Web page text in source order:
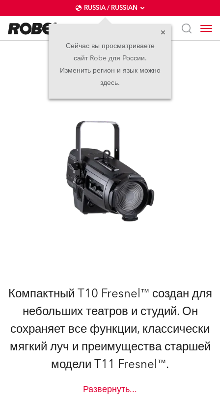
RUSSIA / RUSSIAN
Сейчас вы просматриваете
сайт Robe для России.
Изменить регион и язык можно
здесь.
T10 Fresnel™
новинка
Компактный T10 Fresnel™ создан для
небольших театров и студий. Он
сохраняет все функции, классически
мягкий луч и преимущества старшей
модели T11 Fresnel™.
Развернуть...